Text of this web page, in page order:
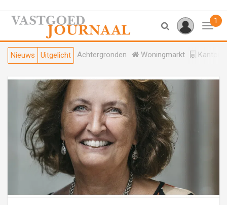
1
Nieuws Uitgelicht Achtergronden Woningmarkt